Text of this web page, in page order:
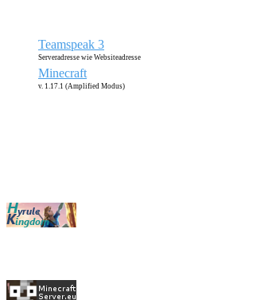
Teamspeak 3
Serveradresse wie Websiteadresse
Minecraft
v. 1.17.1 (Amplified Modus)